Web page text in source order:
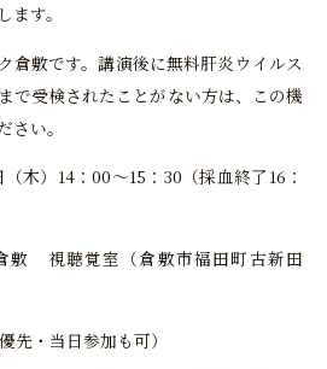
す。
倉敷です。講演後に無料肝炎ウイルス
で受検されたことがない方は、この機
さい。
木）14：00～15：30（採血終了16：
敷 視聴覚室（倉敷市福田町古新田
・当日参加も可）